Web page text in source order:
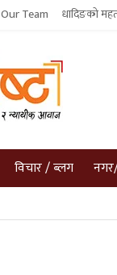
Our Team धादिङको
विचार / ब्लग